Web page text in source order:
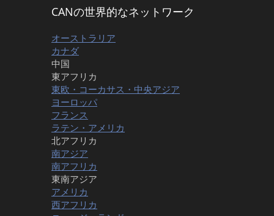
CANの世界的なネットワーク
オーストラリア
カナダ
中国
東アフリカ
東欧・コーカサス・中央アジア
ヨーロッパ
フランス
ラテン・アメリカ
北アフリカ
南アジア
南アフリカ
東南アジア
アメリカ
西アフリカ